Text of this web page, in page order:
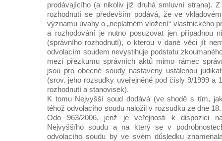
prodávajícího (a nikoliv již druhá smluvní strana).
rozhodnutí se především podává, že ve
významu úvahy o „neplatném vložení“ vlastnického
a rozhodování je nutno posuzovat jen případnou
(správního rozhodnutí), o kterou v dané věci jít
odvolacím soudem nevystihuje podstatu
mezí přezkumu správních aktů mimo rámec
jsou pro obecné soudy nastaveny ustálenou
(srov. jeho rozsudky uveřejněné pod čísly 9/1999 a
rozhodnutí a stanovisek).
K tomu Nejvyšší soud dodává (ve shodě s tím,
téhož odvolacího soudu naložil v rozsudku ze dne
Odo 963/2006, jenž je veřejnosti k dispozici
Nejvyššího soudu a na který se v
odvolacího soudu by ve svém důsledku